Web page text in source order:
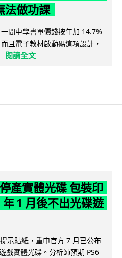
法做功課
間中學書單價錢按年加 14.7%
且電子教材啟動碼這項設計，
閱讀全文
產實體光碟 包裝印
1 月後不出光碟遊
示貼紙，重申官方 7 月已公布
戲實體光碟。分析師預期 PS6